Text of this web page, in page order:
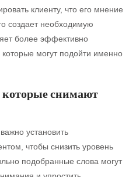
клиенту, что его мнение
создает необходимую
более эффективно
могут подойти именно
снимают
установить
чтобы снизить уровень
подобранные слова могут